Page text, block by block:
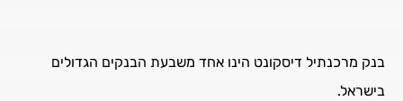
בנק מרכנתיל דיסקונט הינו אחד משבעת הבנקים הגדולים
בישראל.